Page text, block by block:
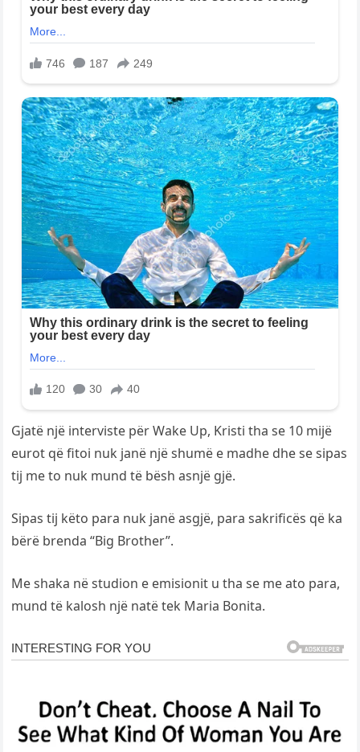
Gjatë një interviste për Wake Up, Kristi tha se 10 mijë
eurot që fitoi nuk janë një shumë e madhe dhe se sipas
tij me to nuk mund të bësh asnjë gjë.
Sipas tij këto para nuk janë asgjë, para sakrificës që ka
bërë brenda “Big Brother”.
Me shaka në studion e emisionit u tha se me ato para,
mund të kalosh një natë tek Maria Bonita.